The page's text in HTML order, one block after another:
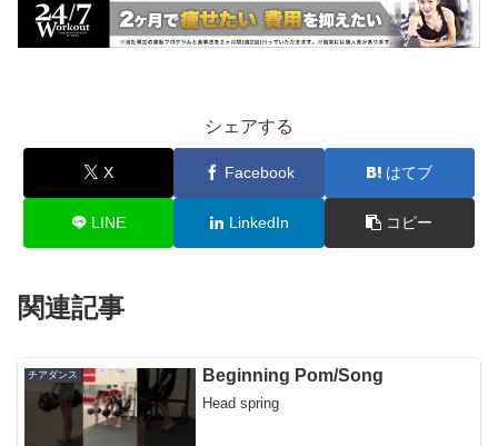
シェアする
X Facebook はてブ
LINE LinkedIn コピー
関連記事
チアダンス Beginning Pom/Song
Head spring